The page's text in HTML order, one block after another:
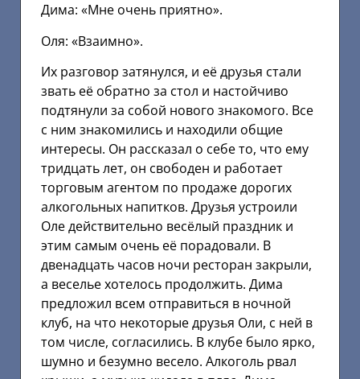
Дима: «Мне очень приятно».
Оля: «Взаимно».
Их разговор затянулся, и её друзья стали
звать её обратно за стол и настойчиво
подтянули за собой нового знакомого. Все
с ним знакомились и находили общие
интересы. Он рассказал о себе то, что ему
тридцать лет, он свободен и работает
торговым агентом по продаже дорогих
алкогольных напитков. Друзья устроили
Оле действительно весёлый праздник и
этим самым очень её порадовали. В
двенадцать часов ночи ресторан закрыли,
а веселье хотелось продолжить. Дима
предложил всем отправиться в ночной
клуб, на что некоторые друзья Оли, с ней в
том числе, согласились. В клубе было ярко,
шумно и безумно весело. Алкоголь рвал